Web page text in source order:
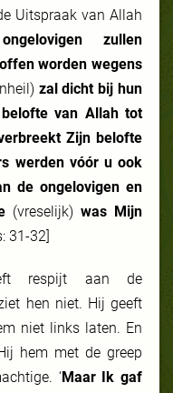
Uitspraak van Allah
zullen
worden wegens
zal dicht bij hun
van Allah tot
Zijn belofte
werden vóór u ook
de ongelovigen en
(vreselijk) was Mijn
31-32]
respijt aan de
hen niet. Hij geeft
niet links laten. En
hem met de greep
‘Maar Ik gaf